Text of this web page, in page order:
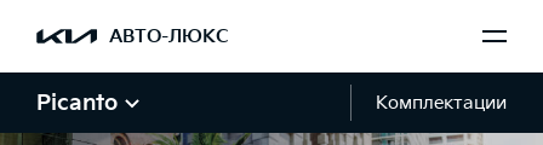
АВТО-ЛЮКС
Picanto Комплектации